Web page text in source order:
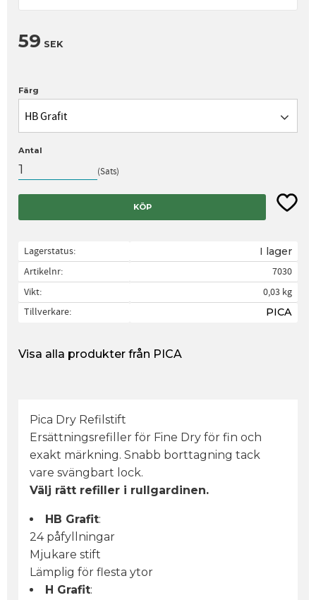
59 SEK
Färg
HB Grafit
Antal
Sats
KÖP Lägg
Lagerstatus I lager
Artikelnr
7030
Vikt
0,03 kg
Tillverkare
PICA
Visa alla produkter från PICA
Pica Dry Refilstift
Ersättningsrefiller för Fine Dry för fin och
exakt märkning. Snabb borttagning tack
vare svängbart lock.
Välj rätt refiller i rullgardinen.
HB Grafit:
24 påfyllningar
Mjukare stift
Lämplig för flesta ytor
H Grafit: